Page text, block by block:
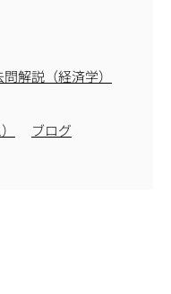
問解説（経済学）
ブログ